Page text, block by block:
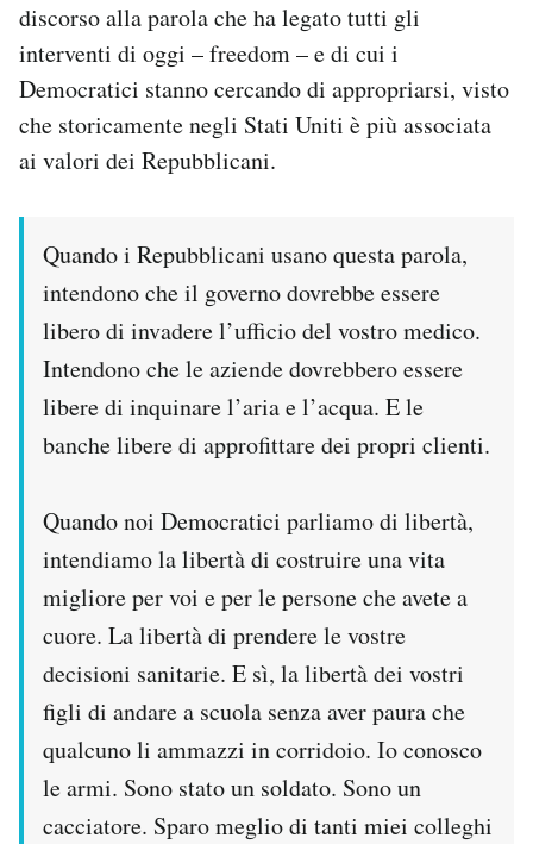
discorso alla parola che ha legato tutti gli
interventi di oggi – freedom – e di cui i
Democratici stanno cercando di appropriarsi, visto
che storicamente negli Stati Uniti è più associata
ai valori dei Repubblicani.
Quando i Repubblicani usano questa parola,
intendono che il governo dovrebbe essere
libero di invadere l’ufficio del vostro medico.
Intendono che le aziende dovrebbero essere
libere di inquinare l’aria e l’acqua. E le
banche libere di approfittare dei propri clienti.
Quando noi Democratici parliamo di libertà,
intendiamo la libertà di costruire una vita
migliore per voi e per le persone che avete a
cuore. La libertà di prendere le vostre
decisioni sanitarie. E sì, la libertà dei vostri
figli di andare a scuola senza aver paura che
qualcuno li ammazzi in corridoio. Io conosco
le armi. Sono stato un soldato. Sono un
cacciatore. Sparo meglio di tanti miei colleghi